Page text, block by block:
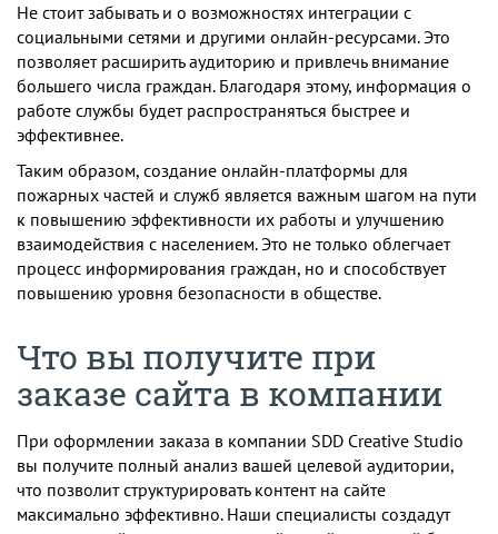
Не стоит забывать и о возможностях интеграции с
социальными сетями и другими онлайн-ресурсами. Это
позволяет расширить аудиторию и привлечь внимание
большего числа граждан. Благодаря этому, информация о
работе службы будет распространяться быстрее и
эффективнее.
Таким образом, создание онлайн-платформы для
пожарных частей и служб является важным шагом на пути
к повышению эффективности их работы и улучшению
взаимодействия с населением. Это не только облегчает
процесс информирования граждан, но и способствует
повышению уровня безопасности в обществе.
Что вы получите при
заказе сайта в компании
При оформлении заказа в компании SDD Creative Studio
вы получите полный анализ вашей целевой аудитории,
что позволит структурировать контент на сайте
максимально эффективно. Наши специалисты создадут